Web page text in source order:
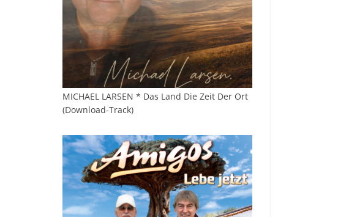
MICHAEL LARSEN * Das Land Die Zeit Der Ort
(Download-Track)